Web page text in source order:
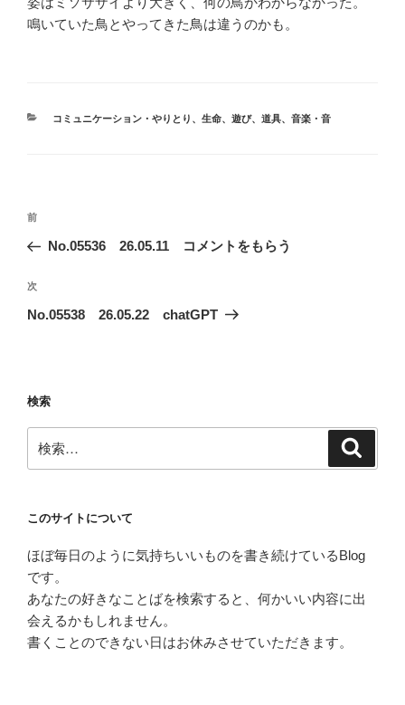
鳴いていた鳥とやってきた鳥は違うのかも。
カ
コミュニケーション・やりとり 、 生命、 遊び、 道具、 音楽・音
投
ナ
ビ
ゲ
ン
前
の
稿
前
No.05536 26.05.11 コメントをもらう
次
の
次
No.05538 26.05.22 chatGPT
検索
索:
このサイトについて
ほぼ毎日のように気持ちいいものを書き続けているBlog
です。
あなたの好きなことばを検索すると、何かいい内容に出
会えるかもしれません。
書くことのできない日はお休みさせていただきます。